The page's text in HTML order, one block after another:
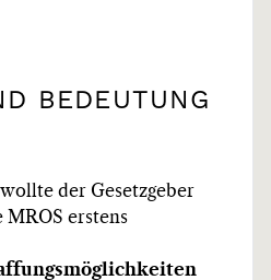
BEDEUTUNG
der Gesetzgeber
MROS erstens